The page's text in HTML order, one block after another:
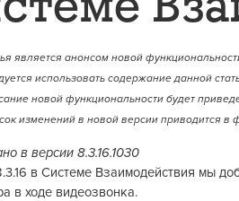
является анонсом новой
использовать содержание данной
новой функциональности будет
изменений в новой версии приводится в
в версии 8.3.16.1030
в Системе Взаимодействия мы
в ходе видеозвонка.